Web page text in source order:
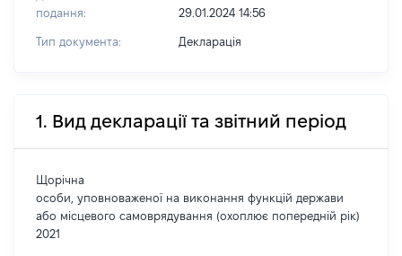
подання:
29.01.2024 14:56
Тип документа: Декларація
1. Вид декларації та звітний період
Щорічна
особи, уповноваженої на виконання функцій держави
або місцевого самоврядування (охоплює попередній рік)
2021